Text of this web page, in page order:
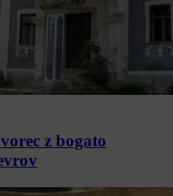
z bogato